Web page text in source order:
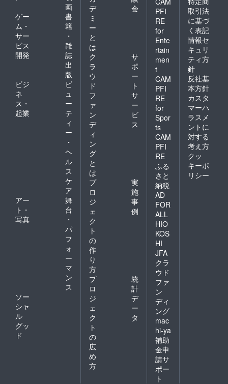
画
ゲー
ム・
サー
ビス
開発
書
籍
・
雑
誌
出
版
ビジ
ネ
ス・
起業
ビ
ュ
ー
テ
ィ
ー
・
ヘ
ル
ス
ケ
ア
アー
ト・
写真
舞
台
・
パ
フ
ォ
ー
マ
ン
ス
ソー
シャ
ル
グッ
ド
デ
ミ
ー
と
は
会
ク
ラ
ウ
ド
フ
ァ
ン
デ
ィ
ン
グ
と
は
サ
ポ
ー
ト
サ
ー
ビ
ス
プ
ロ
ジ
ェ
ク
ト
の
作
り
方
実
施
事
例
プ
ロ
ジ
ェ
ク
ト
の
広
め
方
統
計
デ
ー
タ
PFI
RE
for
Ente
rtain
men
t
CAM
PFI
RE
for
Spor
ts
CAM
PFI
RE
ふる
さと
納税
AD
FOR
ALL
HIO
KOS
HI
JFA
クラ
ウド
ファ
ン
ディ
ング
mac
hi-ya
補助
金申
請サ
ポー
ト
取引法
に基づ
く表記
情報セ
キュリ
ティ方
針
反社基
本方針
カスタ
マーハ
ラスメ
ントに
対する
考え方
クッ
キーポ
リシー